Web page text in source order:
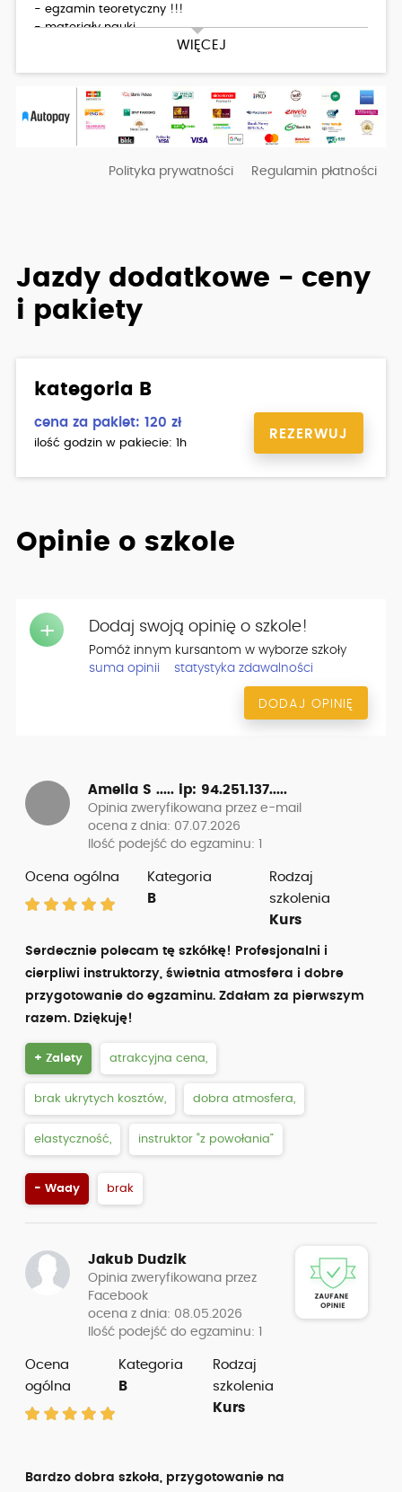
WIĘCEJ
- egzamin teoretyczny !!!
- materiały nauki
- 4 godz. kurs pierwszej pomocy
Dodatkowo płatne: badania lekarskie 200zł
Polityka prywatności Regulamin płatności
Jazdy dodatkowe - ceny
i pakiety
kategoria B
cena za pakiet: 120 zł
ilość godzin w pakiecie: 1h
REZERWUJ
Opinie o szkole
+ Dodaj swoją opinię o szkole!
Pomóż innym kursantom w wyborze szkoły
suma opinii
statystyka zdawalności
DODAJ OPINIĘ
Amelia S ..... ip: 94.251.137.....
Opinia zweryfikowana przez e-mail
ocena z dnia: 07.07.2026
Ilość podejść do egzaminu: 1
Ocena ogólna
Kategoria
B
Rodzaj
szkolenia
Kurs
Serdecznie polecam tę szkółkę! Profesjonalni i
cierpliwi instruktorzy, świetnia atmosfera i dobre
przygotowanie do egzaminu. Zdałam za pierwszym
razem. Dziękuję!
+ Zalety atrakcyjna cena,
brak ukrytych kosztów, dobra atmosfera,
elastyczność, instruktor “z powołania”
- Wady brak
Jakub Dudzik
Opinia zweryfikowana przez
Facebook
ocena z dnia: 08.05.2026
Ilość podejść do egzaminu: 1
Ocena
ogólna
Kategoria
B
Rodzaj
szkolenia
Kurs
Bardzo dobra szkoła, przygotowanie na